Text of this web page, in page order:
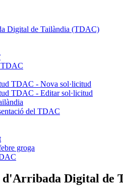
Digital de Tailàndia (TDAC)
TDAC
TDAC - Nova sol·licitud
TDAC - Editar sol·licitud
del TDAC
groga
Digital de